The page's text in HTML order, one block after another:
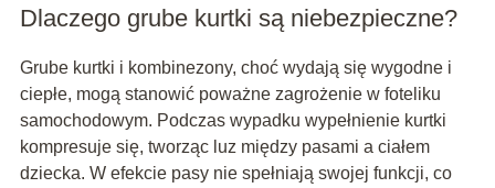
Dlaczego grube kurtki są niebezpieczne?
Grube kurtki i kombinezony, choć wydają się wygodne i
ciepłe, mogą stanowić poważne zagrożenie w foteliku
samochodowym. Podczas wypadku wypełnienie kurtki
kompresuje się, tworząc luz między pasami a ciałem
dziecka. W efekcie pasy nie spełniają swojej funkcji, co